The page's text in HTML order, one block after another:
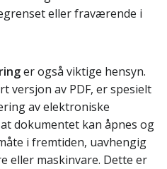
eller fraværende i
er også viktige hensyn.
versjon av PDF, er spesielt
av elektroniske
dokumentet kan åpnes og
i fremtiden, uavhengig
eller maskinvare. Dette er